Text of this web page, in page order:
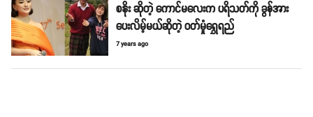
စနိုး ဆိုတဲ့ ကောင်မလေးက ပရိသတ်ကို ခွန်အား
ပေးလိမ့်မယ်ဆိုတဲ့ ဝတ်မှုံရွှေရည်
7 years ago